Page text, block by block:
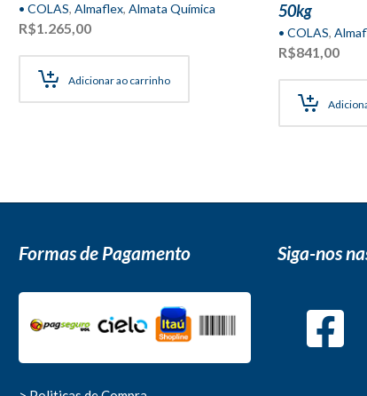
• COLAS, Almaflex, Almata Química
R$1.265,00
Adicionar ao carrinho
50kg
• COLAS,
R$841,00
Formas de Pagamento Siga-nos